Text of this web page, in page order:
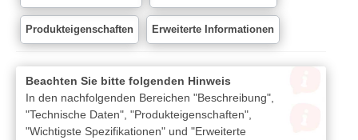
Produkteigenschaften Erweiterte Informationen
Beachten Sie bitte folgenden Hinweis
In den nachfolgenden Bereichen "Beschreibung",
"Technische Daten", "Produkteigenschaften",
"Wichtigste Spezifikationen" und "Erweiterte